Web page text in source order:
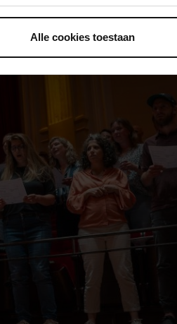
of intrekken.
Alle cookies toestaan